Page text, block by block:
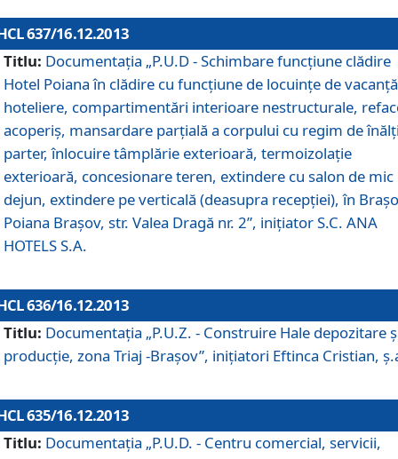
637/16.12.2013
Titlu: Documentaţia „P.U.D - Schimbare funcţiune clădire
Hotel Poiana în clădire cu funcţiune de locuinţe de
hoteliere, compartimentări interioare nestructurale,
acoperiş, mansardare parţială a corpului cu regim de
parter, înlocuire tâmplărie exterioară, termoizolaţie
exterioară, concesionare teren, extindere cu salon de mic
dejun, extindere pe verticală (deasupra recepţiei), în
Poiana Braşov, str. Valea Dragă nr. 2”, iniţiator S.C. ANA
HOTELS S.A.
636/16.12.2013
Titlu: Documentaţia „P.U.Z. - Construire Hale depozitare
producţie, zona Triaj -Braşov”, iniţiatori Eftinca Cristian,
635/16.12.2013
Titlu: Documentaţia „P.U.D. - Centru comercial, servicii,